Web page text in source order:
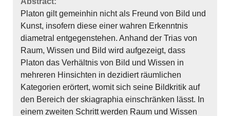
Platon gilt gemeinhin nicht als Freund von Bild und
Kunst, insofern diese einer wahren Erkenntnis
diametral entgegenstehen. Anhand der Trias von
Raum, Wissen und Bild wird aufgezeigt, dass
Platon das Verhältnis von Bild und Wissen in
mehreren Hinsichten in dezidiert räumlichen
Kategorien erörtert, womit sich seine Bildkritik auf
den Bereich der skiagraphia einschränken lässt. In
einem zweiten Schritt werden Raum und Wissen